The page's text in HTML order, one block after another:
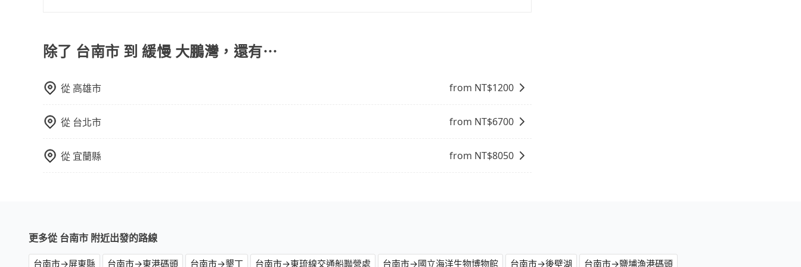
的飯店，有可能再多平台同時上架而發生超賣的現象，便有可能到了現場卻沒房可住的窘境，所以在預定時要不
選擇評分高、評論多的飯店，不然就是還要再人工電話與飯店確認。預訂民宿方面，如不怕麻煩，有些時候直接
這些瑣碎的事，台灣本土的AsiaYo或者國際Airbnb都值得推薦。
驗當地的生活和文化。在探訪景點時，可以積極尋找當地導遊或者向當地居民請教，了解更多的深度資訊和內
幕，並且可以在旅途中收集更多的故事和經驗，豐富自己的旅程。
除了 台南市 到 緩慢 大鵬灣，還有⋯
從 高雄市 from NT$1200
從 台北市 from NT$6700
從 宜蘭縣 from NT$8050
更多從 台南市 附近出發的路線
台南市→屏東縣 台南市→東港碼頭 台南市→墾丁 台南市→東琉線交通船聯營處 台南市→國立海洋生物博物館 台南市→後壁湖 台南市→鹽埔漁港碼頭